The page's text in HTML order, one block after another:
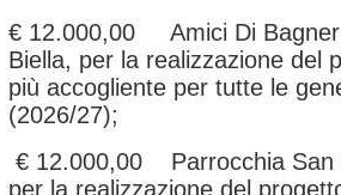
€ 12.000,00 Amici Di
Biella, per la realizzazione del
più accogliente per tutte le
(2026/27);
€ 12.000,00 Parrocchia San
per la realizzazione del